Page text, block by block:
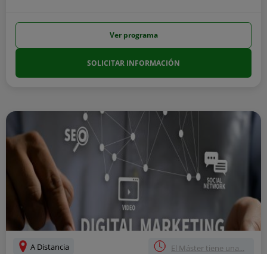
Ver programa
SOLICITAR INFORMACIÓN
A Distancia El Máster tiene una...